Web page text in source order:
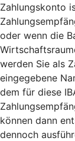
Zahlungskonto
oder wenn die
werden Sie als
eingegebene
dem für diese
können dann
dennoch